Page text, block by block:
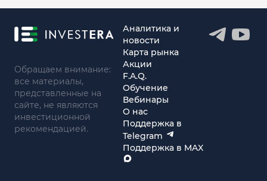
Обращаем внимание:
все материалы,
представленные на
сайте, не являются
инвестиционной
рекомендацией.
Аналитика и
новости
Карта рынка
Акции
F.A.Q.
Обучение
Вебинары
О нас
Поддержка в
Telegram
Поддержка в MAX